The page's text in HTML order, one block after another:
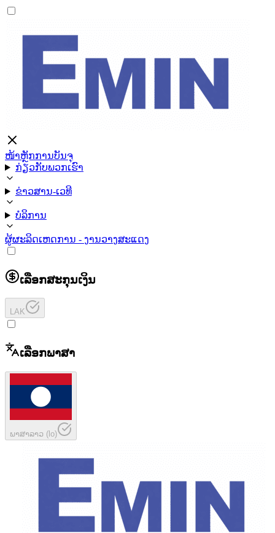
ໜ້າຫຼັກການບັນຈຸ
ກ່ຽວກັບພວກເຮົາ
ຂ່າວສານ-ເວທີ
ບໍລິການ
ຜູ້ຜະລິດເຫດການ - ງານວາງສະແດງ
ເລືອກສະກຸນເງິນ
LAK
ເລືອກພາສາ
ພາສາລາວ (lo)